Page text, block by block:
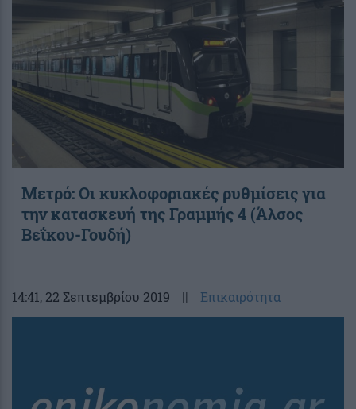
Μετρό: Οι κυκλοφοριακές ρυθμίσεις για
την κατασκευή της Γραμμής 4 (Άλσος
Βεΐκου-Γουδή)
14:41, 22 Σεπτεμβρίου 2019 || Επικαιρότητα